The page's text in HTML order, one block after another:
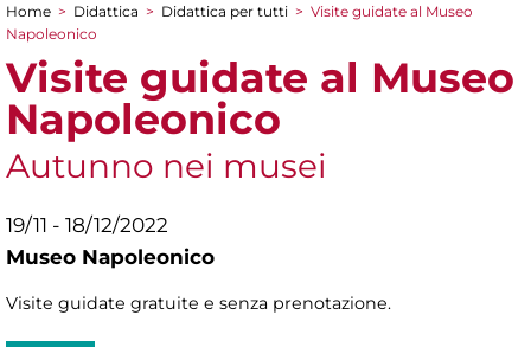
Tu sei qui
Home > Didattica > Didattica per tutti > Visite guidate al Museo
Napoleonico
Visite guidate al Museo
Napoleonico
Autunno nei musei
19/11 - 18/12/2022
Museo Napoleonico
Visite guidate gratuite e senza prenotazione.